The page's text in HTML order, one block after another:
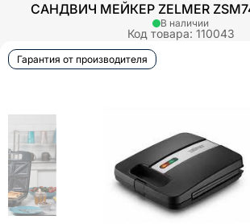
САНДВИЧ МЕЙКЕР ZELMER
Код товара: 110043
В наличии
Гарантия от производителя